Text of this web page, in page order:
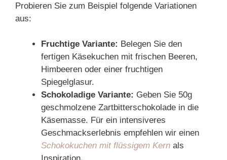
Probieren Sie zum Beispiel folgende Variationen
aus:
Fruchtige Variante: Belegen Sie den
fertigen Käsekuchen mit frischen Beeren,
Himbeeren oder einer fruchtigen
Spiegelglasur.
Schokoladige Variante: Geben Sie 50g
geschmolzene Zartbitterschokolade in die
Käsemasse. Für ein intensiveres
Geschmackserlebnis empfehlen wir einen
Schokokuchen mit flüssigem Kern als